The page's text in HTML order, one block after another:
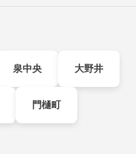
泉中央 大野井
門樋町